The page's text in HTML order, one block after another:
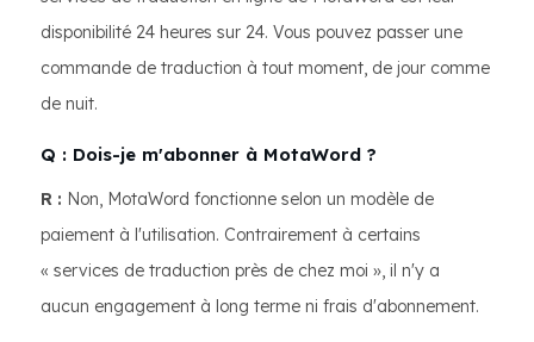
disponibilité 24 heures sur 24. Vous pouvez passer une
commande de traduction à tout moment, de jour comme
de nuit.
Q : Dois-je m'abonner à MotaWord ?
R : Non, MotaWord fonctionne selon un modèle de
paiement à l'utilisation. Contrairement à certains
« services de traduction près de chez moi », il n'y a
aucun engagement à long terme ni frais d'abonnement.